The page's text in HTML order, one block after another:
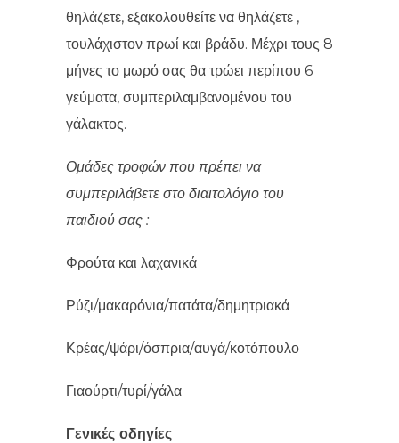
θηλάζετε, εξακολουθείτε να θηλάζετε ,
τουλάχιστον πρωί και βράδυ. Μέχρι τους 8
μήνες το μωρό σας θα τρώει περίπου 6
γεύματα, συμπεριλαμβανομένου του
γάλακτος.
Ομάδες τροφών που πρέπει να
συμπεριλάβετε στο διαιτολόγιο του
παιδιού σας :
Φρούτα και λαχανικά
Ρύζι/μακαρόνια/πατάτα/δημητριακά
Κρέας/ψάρι/όσπρια/αυγά/κοτόπουλο
Γιαούρτι/τυρί/γάλα
Γενικές οδηγίες